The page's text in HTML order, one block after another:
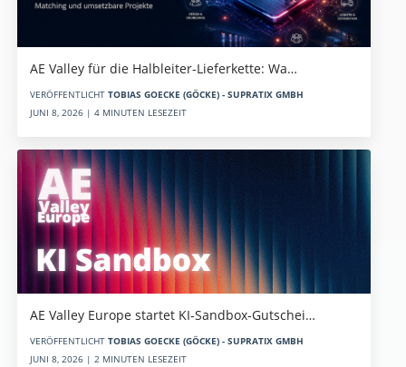
AE Valley für die Halbleiter-Lieferkette: Wa…
VERÖFFENTLICHT TOBIAS GOECKE (GÖCKE) - SUPRATIX GMBH
JUNI 8, 2026 | 4 MINUTEN LESEZEIT
AE Valley Europe startet KI-Sandbox-Gutschei…
VERÖFFENTLICHT TOBIAS GOECKE (GÖCKE) - SUPRATIX GMBH
JUNI 8, 2026 | 2 MINUTEN LESEZEIT